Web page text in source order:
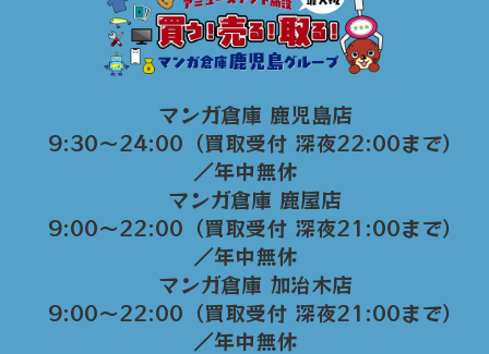
マンガ倉庫 鹿児島店
9:30～24:00（買取受付 深夜22:00まで）
／年中無休
マンガ倉庫 鹿屋店
9:00～22:00（買取受付 深夜21:00まで）
／年中無休
マンガ倉庫 加治木店
9:00〜22:00（買取受付 深夜21:00まで）
／年中無休